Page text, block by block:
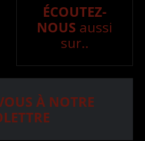
ÉCOUTEZ-
NOUS aussi
sur..
À NOTRE